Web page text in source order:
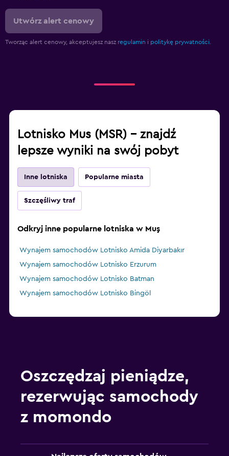
Utwórz alert cenowy
Tworząc alert cenowy, akceptujesz nasz regulamin i politykę prywatności.
Lotnisko Mus (MSR) – znajdź
lepsze wyniki na swój pobyt
Inne lotniska Popularne miasta
Szczęśliwy traf
Odkryj inne popularne lotniska w Muş
Wynajem samochodów Lotnisko Amida Diyarbakır
Wynajem samochodów Lotnisko Erzurum
Wynajem samochodów Lotnisko Batman
Wynajem samochodów Lotnisko Bingöl
Oszczędzaj pieniądze,
rezerwując samochody
z momondo